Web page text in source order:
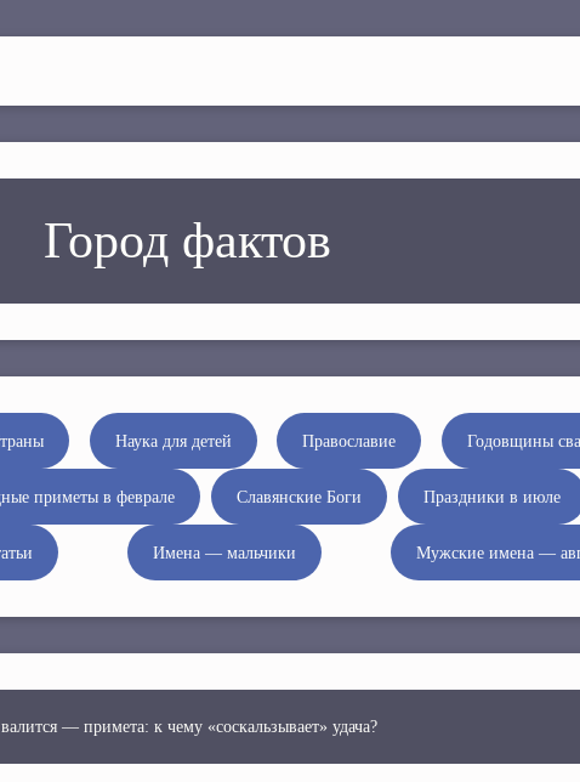
Город фактов
Наука для детей Православие Годовщины
приметы в феврале Славянские Боги Праздники в июле
Имена — мальчики Мужские имена —
— примета: к чему «соскальзывает» удача?